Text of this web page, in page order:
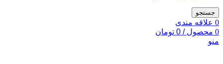
جستجو
0 علاقه مندی
0 محصول /
0 تومان
منو